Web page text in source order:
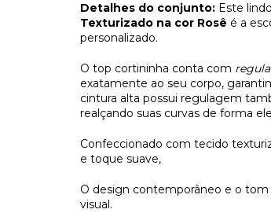
Detalhes do conjunto: Este lindo
Texturizado na cor Rosê é a
personalizado.
O top cortininha conta com
exatamente ao seu corpo,
cintura alta possui regulagem
realçando suas curvas de forma
Confeccionado com tecido
e toque suave,
O design contemporâneo e o
visual.